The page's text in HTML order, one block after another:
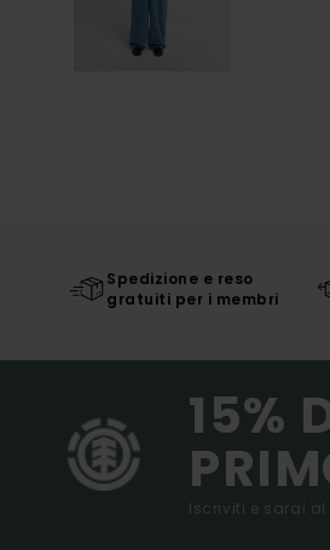
Spedizione e reso
gratuiti per i membri
15%
Iscriviti e sarai al